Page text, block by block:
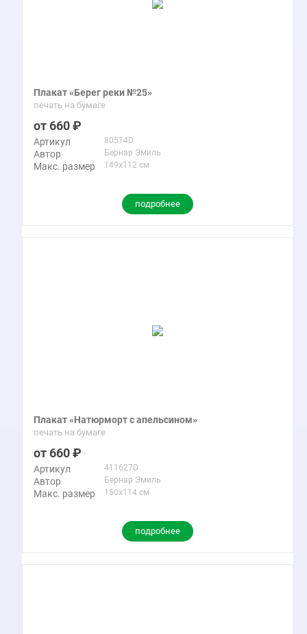
Плакат «Берег реки №25»
печать на бумаге
660
Артикул 80514D
Автор Бернар Эмиль
Макс. размер 149x112 см
подробнее
Плакат «Натюрморт с апельсином»
печать на бумаге
660
Артикул 411627D
Автор Бернар Эмиль
Макс. размер 150x114 см
подробнее